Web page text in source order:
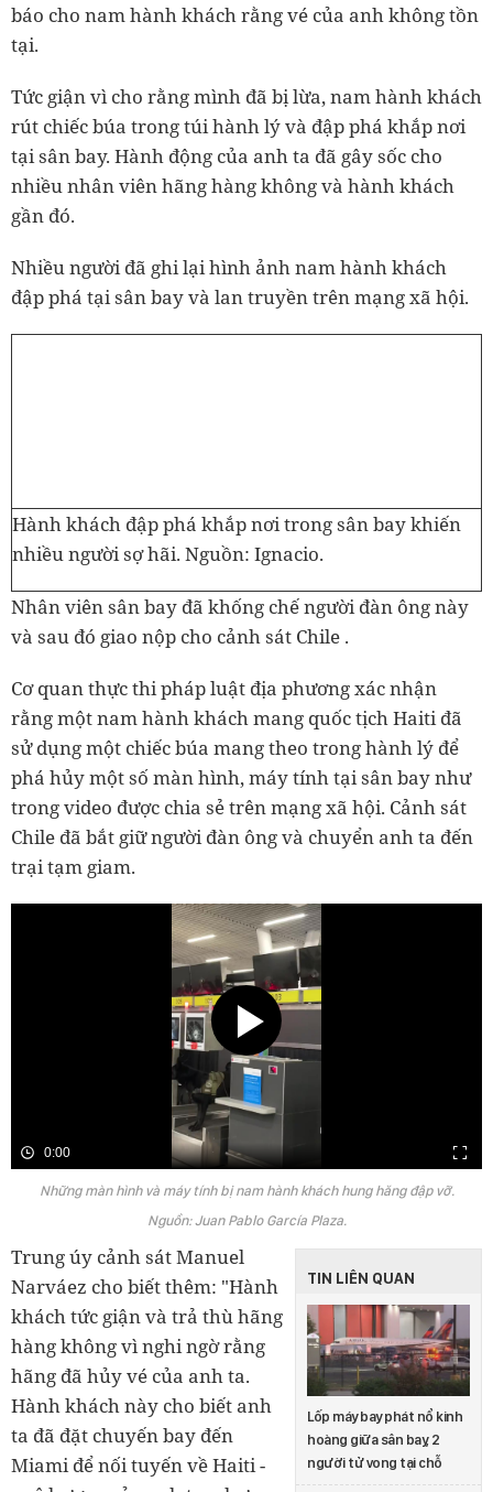
báo cho nam hành khách rằng vé của anh không tồn
tại.
Tức giận vì cho rằng mình đã bị lừa, nam hành khách
rút chiếc búa trong túi hành lý và đập phá khắp nơi
tại sân bay. Hành động của anh ta đã gây sốc cho
nhiều nhân viên hãng hàng không và hành khách
gần đó.
Nhiều người đã ghi lại hình ảnh nam hành khách
đập phá tại sân bay và lan truyền trên mạng xã hội.
Hành khách đập phá khắp nơi trong sân bay khiến
nhiều người sợ hãi. Nguồn: Ignacio.
Nhân viên sân bay đã khống chế người đàn ông này
và sau đó giao nộp cho cảnh sát Chile .
Cơ quan thực thi pháp luật địa phương xác nhận
rằng một nam hành khách mang quốc tịch Haiti đã
sử dụng một chiếc búa mang theo trong hành lý để
phá hủy một số màn hình, máy tính tại sân bay như
trong video được chia sẻ trên mạng xã hội. Cảnh sát
Chile đã bắt giữ người đàn ông và chuyển anh ta đến
trại tạm giam.
0:00
Những màn hình và máy tính bị nam hành khách hung hăng đập vỡ.
Nguồn: Juan Pablo García Plaza.
TIN LIÊN QUAN
Lốp máy bay phát nổ kinh
hoàng giữa sân bay, 2
người tử vong tại chỗ
Trung úy cảnh sát Manuel
Narváez cho biết thêm: "Hành
khách tức giận và trả thù hãng
hàng không vì nghi ngờ rằng
hãng đã hủy vé của anh ta.
Hành khách này cho biết anh
ta đã đặt chuyến bay đến
Miami để nối tuyến về Haiti -